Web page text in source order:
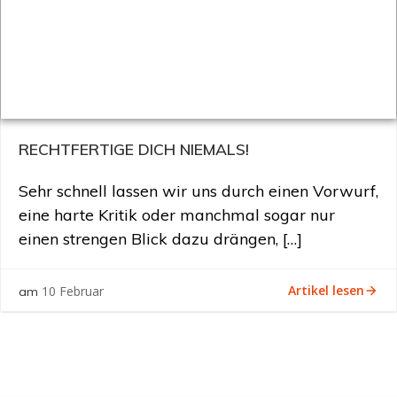
RECHTFERTIGE DICH NIEMALS!
Sehr schnell lassen wir uns durch einen Vorwurf,
eine harte Kritik oder manchmal sogar nur
einen strengen Blick dazu drängen, […]
am 10 Februar Artikel lesen